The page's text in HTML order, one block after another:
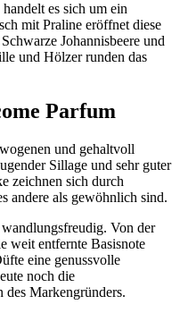
es sich um ein
mit Praline eröffnet diese
Johannisbeere und
und Hölzer runden das
Parfum
und gehaltvoll
Sillage und sehr guter
zeichnen sich durch
andere als gewöhnlich sind.
Von der
weit entfernte Basisnote
eine genussvolle
noch die
Markengründers.